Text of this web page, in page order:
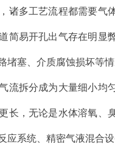
诸多工艺流程都需要气
简易开孔出气存在明显
堵塞、介质腐蚀损坏等情
流拆分成为大量细小均
长，无论是水体溶氧、
应系统、精密气液混合